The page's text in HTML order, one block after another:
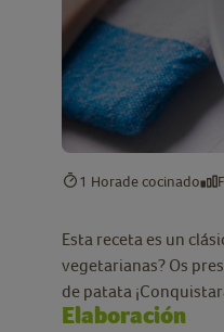
1 Horade cocinado
Esta receta es un
vegetarianas? Os
de patata
Elaboración